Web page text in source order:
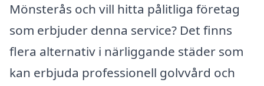
Mönsterås och vill hitta pålitliga företag
som erbjuder denna service? Det finns
flera alternativ i närliggande städer som
kan erbjuda professionell golvvård och